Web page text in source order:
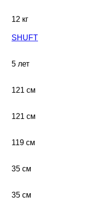
12 кг
SHUFT
5 лет
121 см
121 см
119 см
35 см
35 см